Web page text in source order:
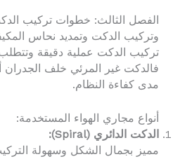
الفصل الثالث: خطوات تركيب
وتركيب الدكت وتمديد نحاس
تركيب الدكت عملية دقيقة
فالدكت غير المرئي خلف
مدى كفاءة النظام.
أنواع مجاري الهواء المستخدمة:
الدكت الدائري (Spiral):
مميز بجمال الشكل وسهولة